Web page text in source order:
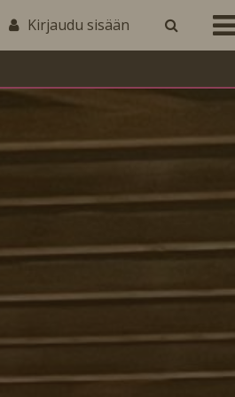
Kirjaudu sisään